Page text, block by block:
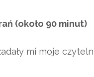
(około 90 minut)
mi moje